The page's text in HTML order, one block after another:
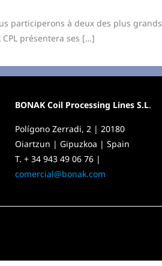
participerons à deux des plus grands
présentera ses […]
BONAK Coil Processing Lines S.L.
Polígono Zerradi, 2 | 20180
Oiartzun | Gipuzkoa | Spain
T. + 34 943 49 06 76 |
comercial@bonak.com